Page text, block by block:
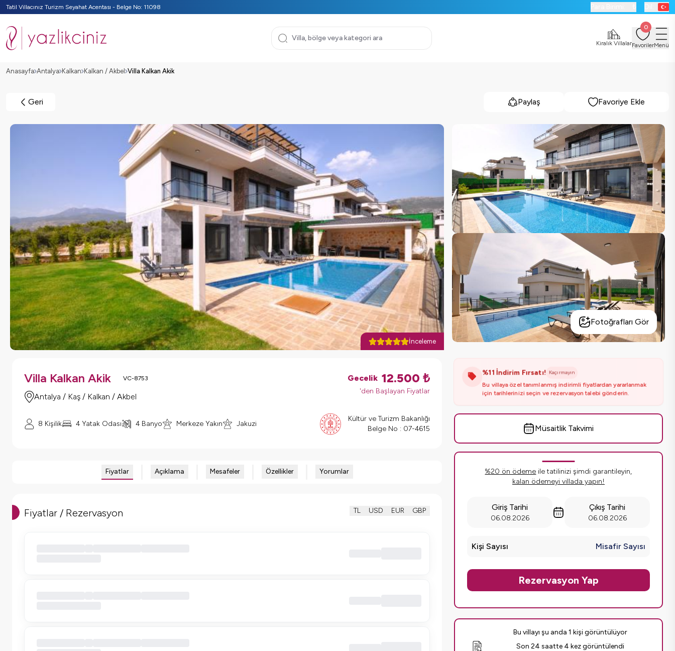
Tatil Villacınız Turizm Seyahat Acentası - Belge No: 11098
Kiralık Villalar
0
FavorilerMenü
Anasayfa Antalya Kalkan Kalkan / Akbel Villa Kalkan Akik
Geri Paylaş Favoriye Ekle
İnceleme
Fotoğrafları Gör
Villa Kalkan Akik VC-8753
Antalya / Kaş / Kalkan / Akbel
Gecelik 12.500 ₺
'den Başlayan Fiyatlar
8 Kişilik 4 Yatak Odası 4 Banyo Merkeze Yakın Jakuzi
Kültür ve Turizm Bakanlığı
Belge No : 07-4615
Fiyatlar Açıklama Mesafeler Özellikler Yorumlar
Fiyatlar / Rezervasyon TL USD EUR GBP
%11İndirim Fırsatı! Kaçırmayın
Bu villaya özel tanımlanmış indirimli fiyatlardan yararlanmak
için tarihlerinizi seçin ve rezervasyon talebi gönderin.
Müsaitlik Takvimi
%20 ön ödeme ile tatilinizi şimdi garantileyin,
kalan ödemeyi villada yapın!
Giriş Tarihi
06.08.2026
Çıkış Tarihi
06.08.2026
Kişi Sayısı Misafir Sayısı
Rezervasyon Yap
Bu villayı şu anda 1 kişi görüntülüyor
Son 24 saatte 4 kez görüntülendi